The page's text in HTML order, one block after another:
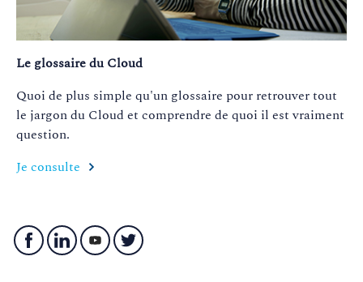
Le glossaire du Cloud
Quoi de plus simple qu'un glossaire pour retrouver tout
le jargon du Cloud et comprendre de quoi il est vraiment
question.
Je consulte